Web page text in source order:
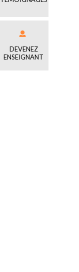
DEVENEZ
ENSEIGNANT